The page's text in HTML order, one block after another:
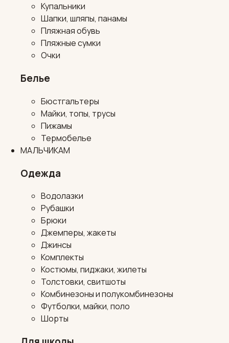
Купальники
Шапки, шляпы, панамы
Пляжная обувь
Пляжные сумки
Очки
Белье
Бюстгальтеры
Майки, топы, трусы
Пижамы
Термобелье
МАЛЬЧИКАМ
Одежда
Водолазки
Рубашки
Брюки
Джемперы, жакеты
Джинсы
Комплекты
Костюмы, пиджаки, жилеты
Толстовки, свитшоты
Комбинезоны и полукомбинезоны
Футболки, майки, поло
Шорты